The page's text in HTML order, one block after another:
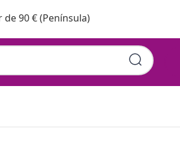
90 € (Península)